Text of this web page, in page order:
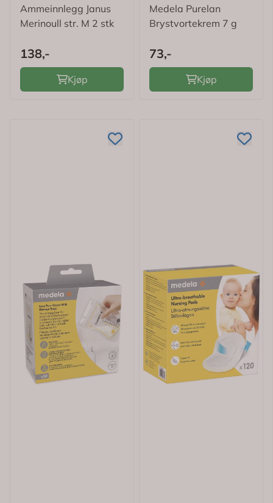
Ammeinnlegg Janus
Merinoull str. M 2 stk
138,-
Kjøp
Medela Purelan
Brystvortekrem 7 g
73,-
Kjøp